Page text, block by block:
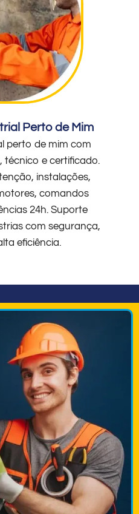
Perto de Mim
perto de mim com
e certificado.
instalações,
comandos
24h. Suporte
com segurança,
eficiência.